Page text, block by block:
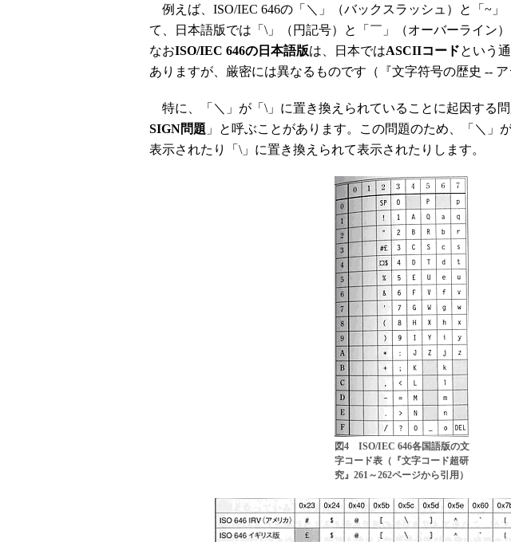
例えば、ISO/IEC 646の「＼」（バックスラッシュ）と「~」
て、日本語版では「\」（円記号）と「￣」（オーバーライン）
なおISO/IEC 646の日本語版は、日本ではASCIIコードという
ありますが、厳密には異なるものです（『文字符号の歴史 -- ア
特に、「＼」が「\」に置き換えられていることに起因する問
SIGN問題 」と呼ぶことがあります。この問題のため、「＼」
表示されたり「\」に置き換えられて表示されたりします。
図4 ISO/IEC 646各国語版の文
字コード表（『文字コード超研
究』261～262ページから引用）